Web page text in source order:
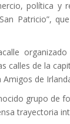
política y
Patricio”,
calles de la
de
grupo de
trayectoria